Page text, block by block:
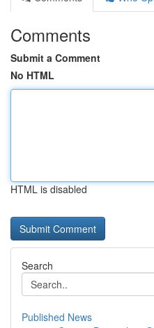
Comments
Submit a Comment
No HTML
HTML is disabled
Search
Published News